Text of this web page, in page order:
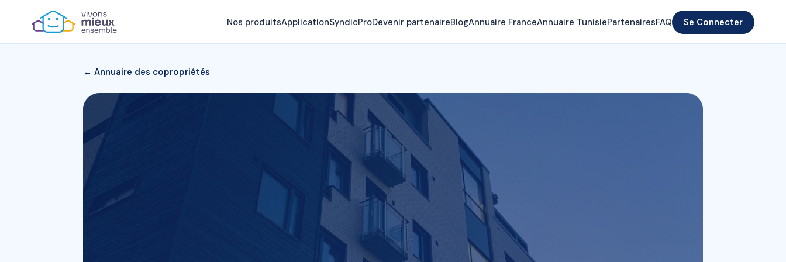
Nos produitsApplicationSyndicProDevenir partenaireBlogAnnuaire FranceAnnuaire TunisiePartenairesFAQ Se Connecter
← Annuaire des copropriétés